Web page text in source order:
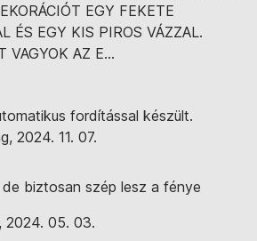
EGY FEKETE
ÉS EGY KIS PIROS VÁZZAL.
VAGYOK AZ E...
fordítással készült.
, 2024. 11. 07.
biztosan szép lesz a fénye
, 2024. 05. 03.